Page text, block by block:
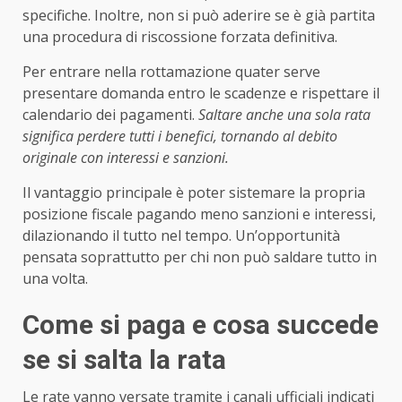
specifiche. Inoltre, non si può aderire se è già partita
una procedura di riscossione forzata definitiva.
Per entrare nella rottamazione quater serve
presentare domanda entro le scadenze e rispettare il
calendario dei pagamenti. Saltare anche una sola rata
significa perdere tutti i benefici, tornando al debito
originale con interessi e sanzioni.
Il vantaggio principale è poter sistemare la propria
posizione fiscale pagando meno sanzioni e interessi,
dilazionando il tutto nel tempo. Un’opportunità
pensata soprattutto per chi non può saldare tutto in
una volta.
Come si paga e cosa succede
se si salta la rata
Le rate vanno versate tramite i canali ufficiali indicati